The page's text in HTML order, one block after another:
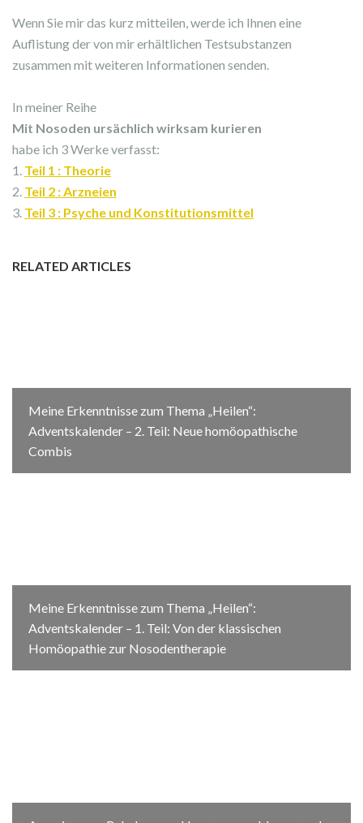
Wenn Sie mir das kurz mitteilen, werde ich Ihnen eine
Auflistung der von mir erhältlichen Testsubstanzen
zusammen mit weiteren Informationen senden.
In meiner Reihe
Mit Nosoden ursächlich wirksam kurieren
habe ich 3 Werke verfasst:
1. Teil 1 : Theorie
2. Teil 2 : Arzneien
3. Teil 3 : Psyche und Konstitutionsmittel
RELATED ARTICLES
Meine Erkenntnisse zum Thema „Heilen“:
Adventskalender – 2. Teil: Neue homöopathische
Combis
Meine Erkenntnisse zum Thema „Heilen“:
Adventskalender – 1. Teil: Von der klassischen
Homöopathie zur Nosodentherapie